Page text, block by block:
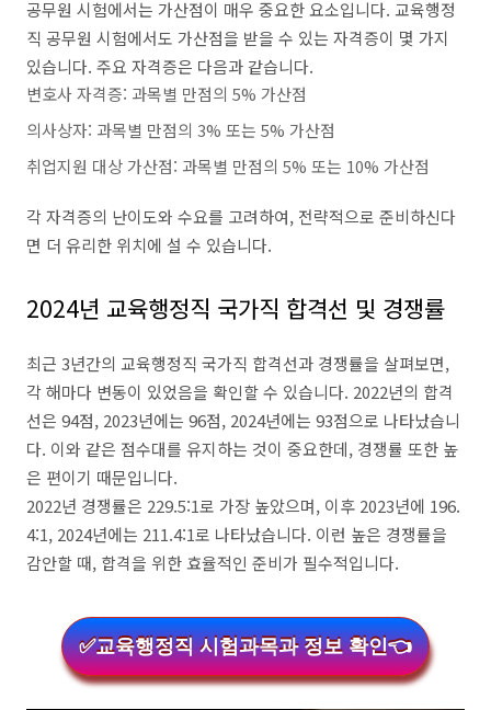
공무원 시험에서는 가산점이 매우 중요한 요소입니다. 교육행정
직 공무원 시험에서도 가산점을 받을 수 있는 자격증이 몇 가지
있습니다. 주요 자격증은 다음과 같습니다.
변호사 자격증: 과목별 만점의 5% 가산점
의사상자: 과목별 만점의 3% 또는 5% 가산점
취업지원 대상 가산점: 과목별 만점의 5% 또는 10% 가산점
각 자격증의 난이도와 수요를 고려하여, 전략적으로 준비하신다
면 더 유리한 위치에 설 수 있습니다.
2024년 교육행정직 국가직 합격선 및 경쟁률
최근 3년간의 교육행정직 국가직 합격선과 경쟁률을 살펴보면,
각 해마다 변동이 있었음을 확인할 수 있습니다. 2022년의 합격
선은 94점, 2023년에는 96점, 2024년에는 93점으로 나타났습니
다. 이와 같은 점수대를 유지하는 것이 중요한데, 경쟁률 또한 높
은 편이기 때문입니다.
2022년 경쟁률은 229.5:1로 가장 높았으며, 이후 2023년에 196.
4:1, 2024년에는 211.4:1로 나타났습니다. 이런 높은 경쟁률을
감안할 때, 합격을 위한 효율적인 준비가 필수적입니다.
✅교육행정직 시험과목과 정보 확인👈